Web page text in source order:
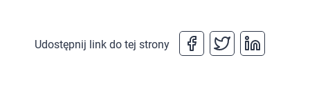
Udostępnij link do tej strony